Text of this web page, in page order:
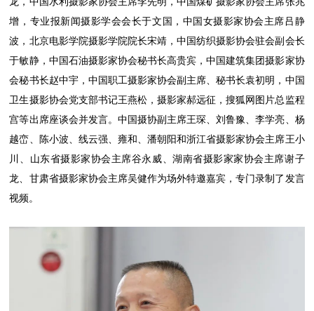
增，专业报新闻摄影学会会长于文国，中国女摄影家协会主席吕静
波，北京电影学院摄影学院院长宋靖，中国纺织摄影协会驻会副会长
于敏静，中国石油摄影家协会秘书长高贵宾，中国建筑集团摄影家协
会秘书长赵中宇，中国职工摄影家协会副主席、秘书长袁初明，中国
卫生摄影协会党支部书记王燕松，摄影家郝远征，搜狐网图片总监程
宫等出席座谈会并发言。中国摄协副主席王琛、刘鲁豫、李学亮、杨
越峦、陈小波、线云强、雍和、潘朝阳和浙江省摄影家协会主席王小
川、山东省摄影家协会主席谷永威、湖南省摄影家家协会主席谢子
龙、甘肃省摄影家协会主席吴健作为场外特邀嘉宾，专门录制了发言
视频。